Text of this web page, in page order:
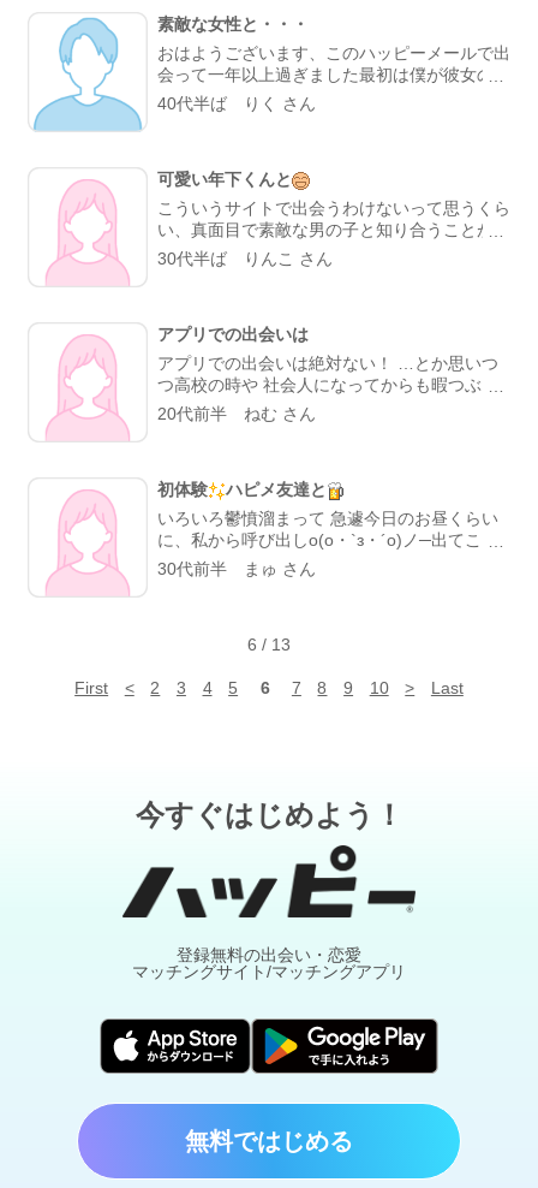
らと話してましたが、 結局お食事に行き、そ
こからは映画を見に行ったのは数回後のこと。
とりあえず話しかけてみることで、 きっかけ
になった好例だと思ってます(●´ω｀●)
素敵な女性と・・・
おはようございます、このハッピーメールで出
会って一年以上過ぎました最初は僕が彼女のプ
ロフィールを見てあしあとを残したらしくすぐ
返事が返ってきました、そして一度会ってみま
て毎日夕方の少しの時間だけ会うことになり、
今では一緒に暮らし始めてます今はとても幸せ
です。
40代半ば りく さん
可愛い年下くんと
こういうサイトで出会うわけないって思うくら
い、真面目で素敵な男の子と知り合うことがで
きました
最初は軽いお付き合いのつもりで
したが、いつの間にか本気で惚れてました 皆
30代半ば りんこ さん
アプリでの出会いは
アプリでの出会いは絶対ない！ …とか思いつ
つ高校の時や 社会人になってからも暇つぶし
程度で出合い系をやりました。 面白い方や話
してて楽しい方が多くてびっくりしています♪
はあるんだなぁと嬉しさがあります
20代前半 ねむ さん
初体験
ハピメ友達と
いろいろ鬱憤溜まって 急遽今日のお昼くらい
に、私から呼び出しo(o・`з・´o)ノ─出てこい
やー
ハピメ にも関わらず 即
だき ハピ友
アキラッチさんと
ましたょ？ 仕事後はバタバタ支度
んなり会えました
とても楽しくて いっぱい
30代前半 まゅ さん
6 / 13
First < 2 3 4 5 6 7 8 9 10 > Last
今すぐはじめよう！
登録無料の出会い・恋愛
マッチングサイト/マッチングアプリ
無料ではじめる